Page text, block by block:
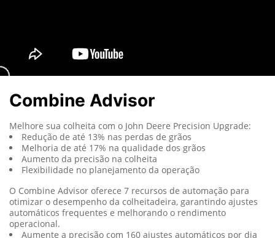
Combine Advisor
Melhore sua colheita com o John Deere Precision Upgrade:
Redução de até 13% nas perdas de grãos
Melhoria de até 17% na qualidade dos grãos
Aumento da precisão na colheita
Flexibilidade no planejamento da operação
O Combine Advisor oferece 7 recursos de automação para
otimizar o desempenho da colheitadeira, garantindo ajustes
automáticos frequentes e melhorando o rendimento
operacional.
Aumente a precisão com 160 ajustes automáticos por dia